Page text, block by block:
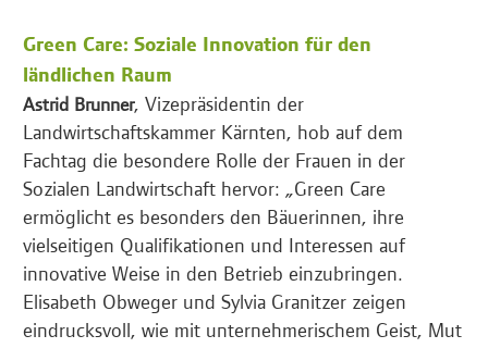
Green Care: Soziale Innovation für den
ländlichen Raum
Astrid Brunner, Vizepräsidentin der
Landwirtschaftskammer Kärnten, hob auf dem
Fachtag die besondere Rolle der Frauen in der
Sozialen Landwirtschaft hervor: „Green Care
ermöglicht es besonders den Bäuerinnen, ihre
vielseitigen Qualifikationen und Interessen auf
innovative Weise in den Betrieb einzubringen.
Elisabeth Obweger und Sylvia Granitzer zeigen
eindrucksvoll, wie mit unternehmerischem Geist, Mut